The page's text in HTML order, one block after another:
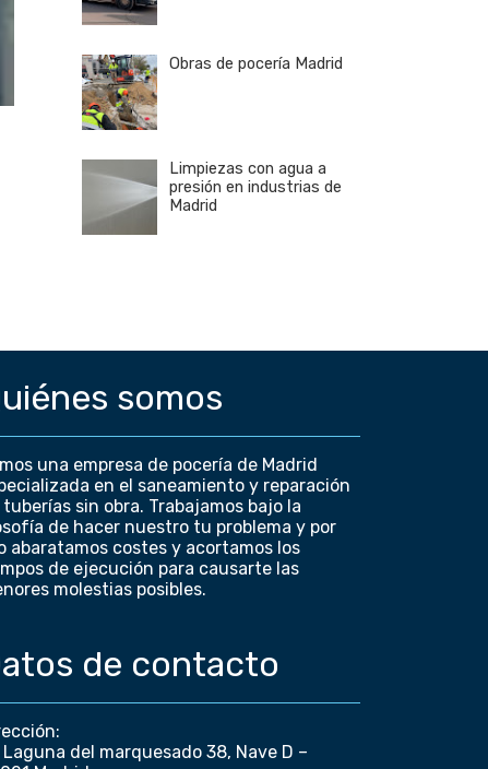
Obras de pocería Madrid
Limpiezas con agua a
presión en industrias de
Madrid
somos
una empresa de pocería de Madrid
en el saneamiento y reparación
tuberías sin obra. Trabajamos bajo la
de hacer nuestro tu problema y por
abaratamos costes y acortamos los
de ejecución para causarte las
molestias posibles.
de contacto
del marquesado 38, Nave D –